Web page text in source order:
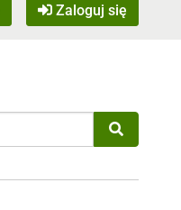
Zaloguj się